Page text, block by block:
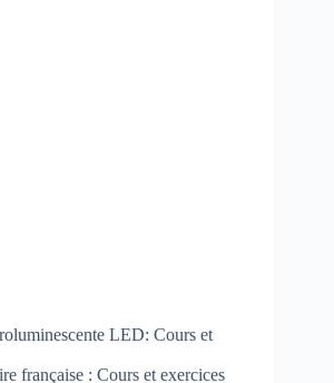
LED: Cours et
française : Cours et exercices